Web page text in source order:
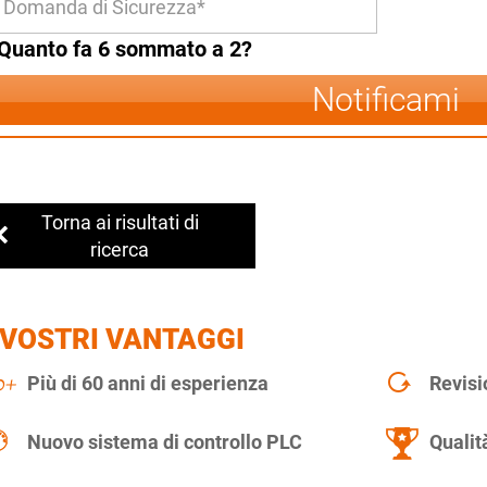
fa 6 sommato a 2?
Notificami
Torna ai risultati di
ricerca
VANTAGGI
Più di 60 anni di esperienza
Nuovo sistema di controllo PLC